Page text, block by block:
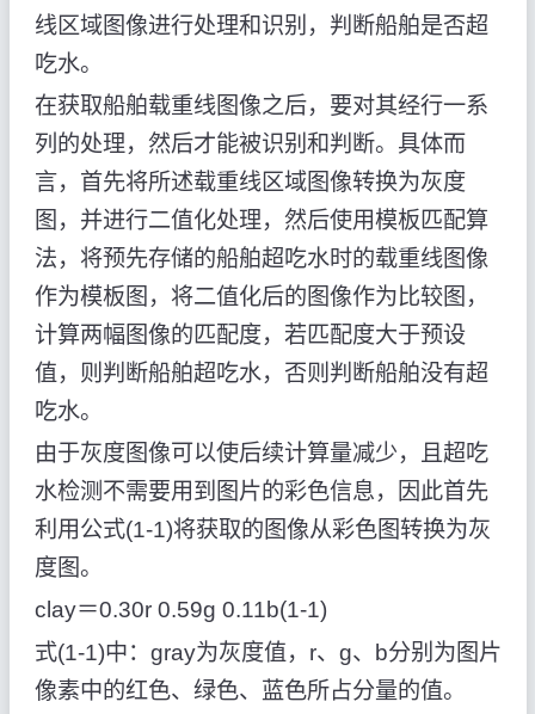
线区域图像进行处理和识别，判断船舶是否超
吃水。
在获取船舶载重线图像之后，要对其经行一系
列的处理，然后才能被识别和判断。具体而
言，首先将所述载重线区域图像转换为灰度
图，并进行二值化处理，然后使用模板匹配算
法，将预先存储的船舶超吃水时的载重线图像
作为模板图，将二值化后的图像作为比较图，
计算两幅图像的匹配度，若匹配度大于预设
值，则判断船舶超吃水，否则判断船舶没有超
吃水。
由于灰度图像可以使后续计算量减少，且超吃
水检测不需要用到图片的彩色信息，因此首先
利用公式(1-1)将获取的图像从彩色图转换为灰
度图。
clay＝0.30r 0.59g 0.11b(1-1)
式(1-1)中：gray为灰度值，r、g、b分别为图片
像素中的红色、绿色、蓝色所占分量的值。